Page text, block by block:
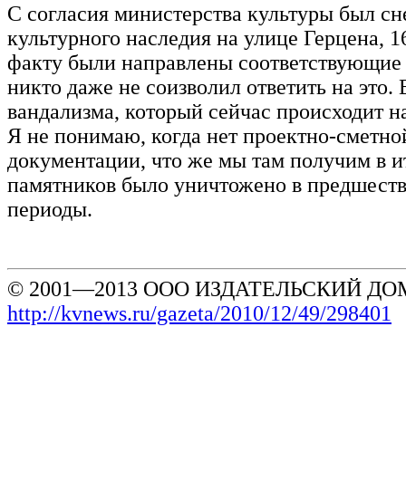
С согласия министерства культуры был
культурного наследия на улице Герцена,
факту были направлены
никто даже не соизволил ответить на это.
вандализма, который сейчас происходит
Я не понимаю, когда нет проектно-
документации, что же мы там получим в
памятников было уничтожено в
периоды.
© 2001—2013 ООО ИЗДАТЕЛЬСКИЙ
http://kvnews.ru/gazeta/2010/12/49/298401